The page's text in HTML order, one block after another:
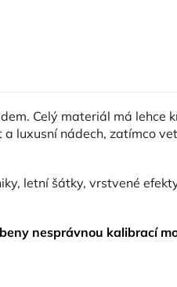
Celý materiál má lehce
luxusní nádech, zatímco
letní šátky, vrstvené
nesprávnou kalibrací